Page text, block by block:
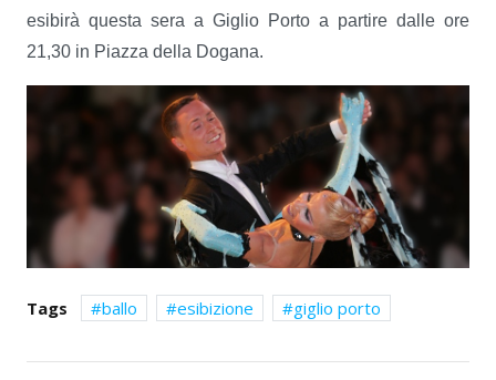
esibirà questa sera a Giglio Porto a partire dalle ore
21,30 in Piazza della Dogana.
Tags ballo esibizione giglio porto